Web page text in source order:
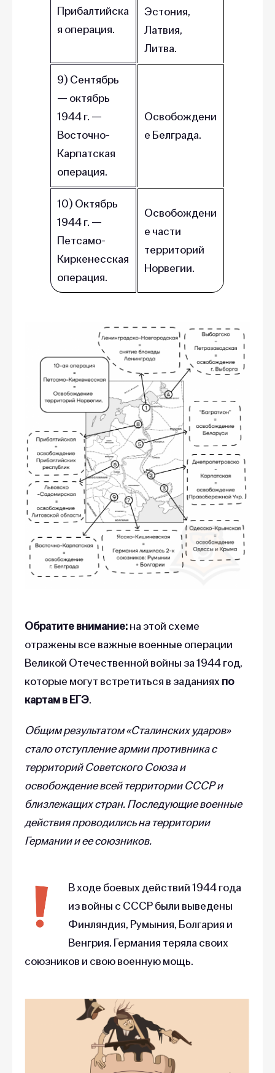
Прибалтийска
я операция.
Эстония,
Латвия,
Литва.
9) Сентябрь
— октябрь
1944 г. —
Восточно-
Карпатская
операция.
Освобождени
е Белграда.
10) Октябрь
1944 г. —
Петсамо-
Киркенесская
операция.
Освобождени
е части
территорий
Норвегии.
Обратите внимание:на этой схеме
отражены все важные военные операции
Великой Отечественной войны за 1944 год,
которые могут встретиться в заданиях по
картам в ЕГЭ.
Общим результатом «Сталинских ударов»
стало отступление армии противника с
территорий Советского Союза и
освобождение всей территории СССР и
близлежащих стран. Последующие военные
действия проводились на территории
Германии и ее союзников.
В ходе боевых действий 1944 года
из войны с СССР были выведены
Финляндия, Румыния, Болгария и
Венгрия. Германия теряла своих
союзников и свою военную мощь.